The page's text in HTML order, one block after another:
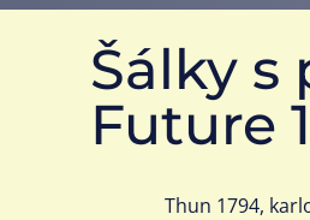
Šálky s
Future
Thun 1794,